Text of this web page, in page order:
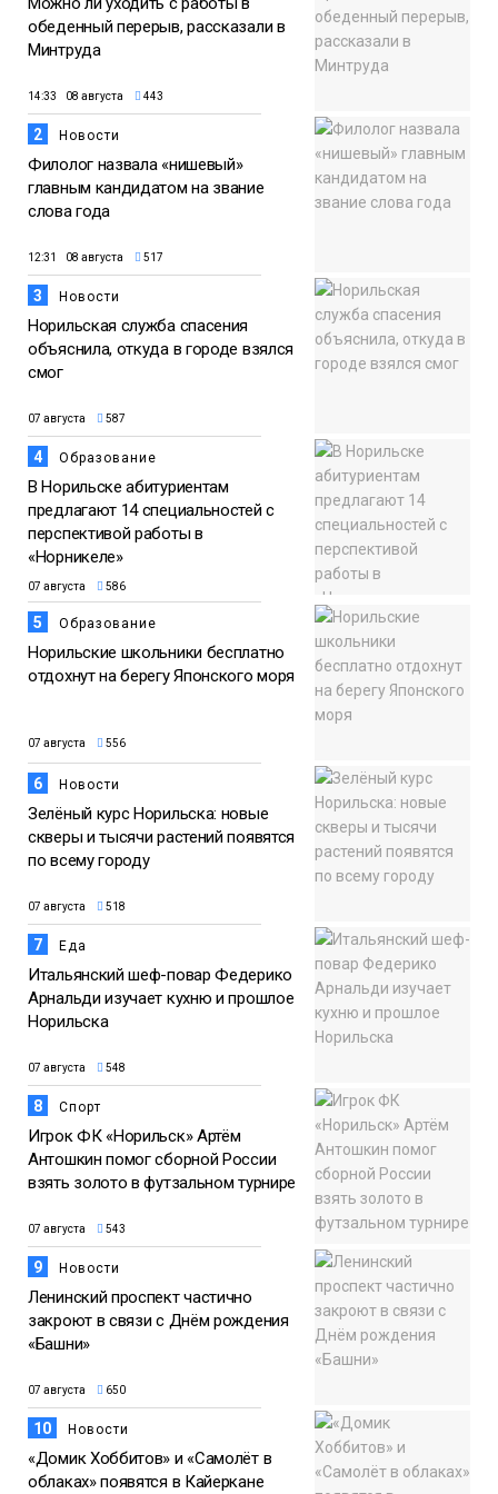
обеденный перерыв, рассказали в
Минтруда
14:33 08 августа 443
2 Новости
Филолог назвала «нишевый»
главным кандидатом на звание
слова года
12:31 08 августа 517
3 Новости
Норильская служба спасения
объяснила, откуда в городе взялся
смог
07 августа 587
4 Образование
В Норильске абитуриентам
предлагают 14 специальностей с
перспективой работы в
«Норникеле»
07 августа 586
5 Образование
Норильские школьники бесплатно
отдохнут на берегу Японского моря
07 августа 556
6 Новости
Зелёный курс Норильска: новые
скверы и тысячи растений появятся
по всему городу
07 августа 518
7 Еда
Итальянский шеф-повар Федерико
Арнальди изучает кухню и прошлое
Норильска
07 августа 548
8 Спорт
Игрок ФК «Норильск» Артём
Антошкин помог сборной России
взять золото в футзальном турнире
07 августа 543
9 Новости
Ленинский проспект частично
закроют в связи с Днём рождения
«Башни»
07 августа 650
10 Новости
«Домик Хоббитов» и «Самолёт в
облаках» появятся в Кайеркане